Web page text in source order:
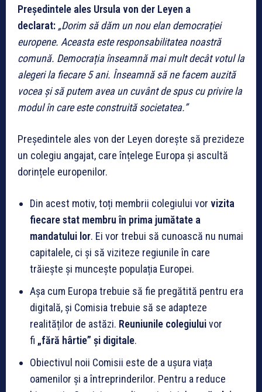
Președintele ales Ursula von der Leyen a
declarat: „Dorim să dăm un nou elan democrației
europene. Aceasta este responsabilitatea noastră
comună. Democrația înseamnă mai mult decât votul la
alegeri la fiecare 5 ani. Înseamnă să ne facem auzită
vocea și să putem avea un cuvânt de spus cu privire la
modul în care este construită societatea.”
Președintele ales von der Leyen dorește să prezideze
un colegiu angajat, care înțelege Europa și ascultă
dorințele europenilor.
Din acest motiv, toți membrii colegiului vor vizita
fiecare stat membru în prima jumătate a
mandatului lor. Ei vor trebui să cunoască nu numai
capitalele, ci și să viziteze regiunile în care
trăiește și muncește populația Europei.
Așa cum Europa trebuie să fie pregătită pentru era
digitală, și Comisia trebuie să se adapteze
realităților de astăzi. Reuniunile colegiuluivor
fi „fără hârtie” și digitale.
Obiectivul noii Comisii este de a ușura viața
oamenilor și a întreprinderilor. Pentru a reduce